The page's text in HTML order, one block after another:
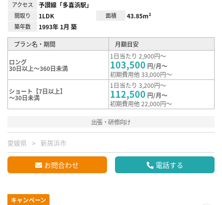
アクセス 予讃線「多喜浜駅」
間取り 1LDK 面積 43.85m²
築年数 1993年 1月 築
プラン名・期間 月額目安
ロング
30日以上～360日未満
1日当たり 2,900円～
103,500 円/月～
初期費用他 33,000円～
ショート【7日以上】
～30日未満
1日当たり 3,200円～
112,500 円/月～
初期費用他 22,000円～
出張・研修向け
愛媛県 新居浜市
お問合わせ 電話する
キャンペーン